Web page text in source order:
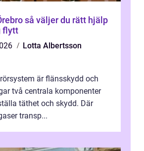
du rätt hjälp
flytt
Lotta Albertsson
rörsystem är flänsskydd och
två centrala komponenter
täthet och skydd. Där
transp...